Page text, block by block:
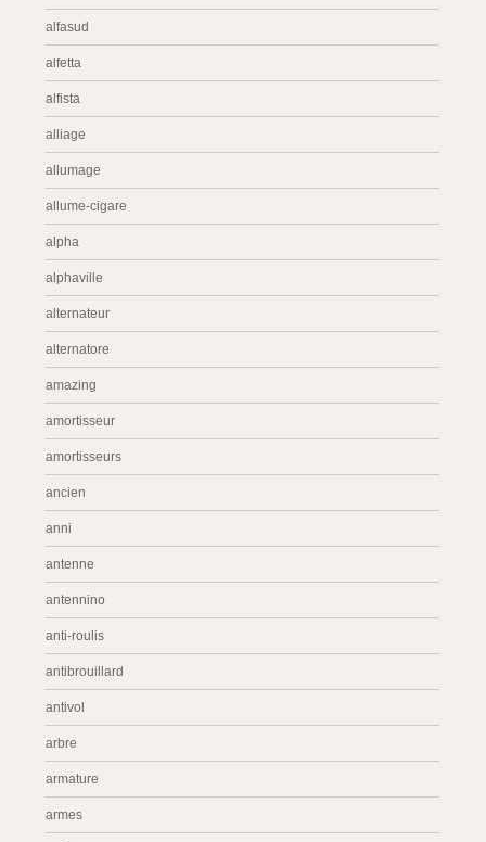
alfasud
alfetta
alfista
alliage
allumage
allume-cigare
alpha
alphaville
alternateur
alternatore
amazing
amortisseur
amortisseurs
ancien
anni
antenne
antennino
anti-roulis
antibrouillard
antivol
arbre
armature
armes